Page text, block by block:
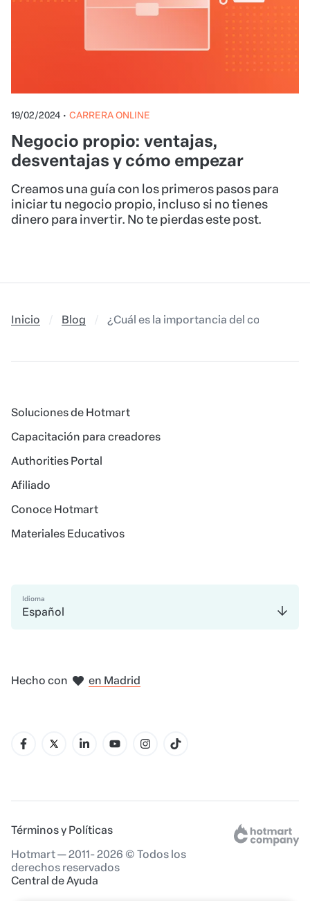
19/02/2024 • CARRERA ONLINE
Negocio propio: ventajas,
desventajas y cómo empezar
Creamos una guía con los primeros pasos para
iniciar tu negocio propio, incluso si no tienes
dinero para invertir. No te pierdas este post.
Inicio Blog ¿Cuál es la importancia del coworking
Soluciones de Hotmart
Capacitación para creadores
Authorities Portal
Afiliado
Conoce Hotmart
Materiales Educativos
Idioma
Español
Hecho con
en Madrid
Términos y Políticas
Hotmart — 2011- 2026 © Todos los
derechos reservados
Central de Ayuda